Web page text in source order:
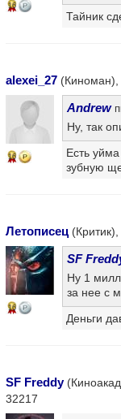
16
Тайник
alexei_27 (Киноман),
16
Andrew
Ну, так
Есть
зубную
Летописец
16
SF
Ну 1
за нее с
Деньги
SF Freddy
32217